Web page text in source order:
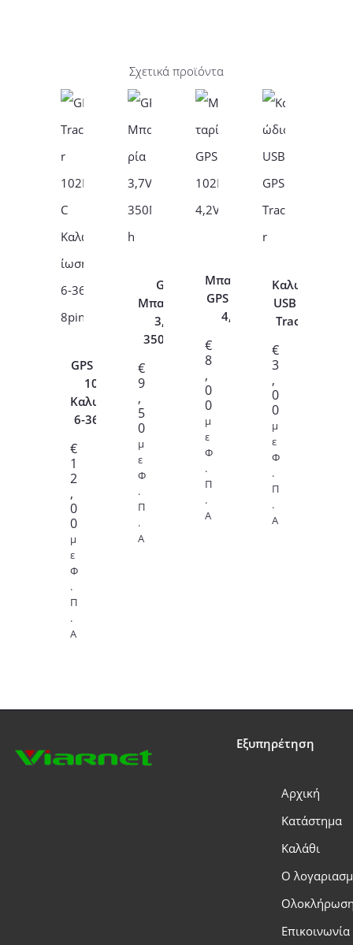
Σχετικά προϊόντα
GPS Tracker
102B-C
Καλωδίωση
6-36V 8pin
€
1
2
,
0
0
μ
ε
Φ
.
Π
.
Α
GPS
Μπαταρία
3,7V
350Mah
€
9
,
5
0
μ
ε
Φ
.
Π
.
Α
Μπαταρία
GPS 102B
4,2V
€
8
,
0
0
μ
ε
Φ
.
Π
.
Α
Καλώδιο
USB GPS
Tracker
€
3
,
0
0
μ
ε
Φ
.
Π
.
Α
Εξυπηρέτηση
Αρχική
Κατάστημα
Καλάθι
Ο
Επικοινωνία